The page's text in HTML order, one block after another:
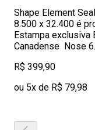
Shape Element
8.500 x 32.400 é
Estampa
Canadense Nose
R$ 399,90
ou 5x de R$ 79,98